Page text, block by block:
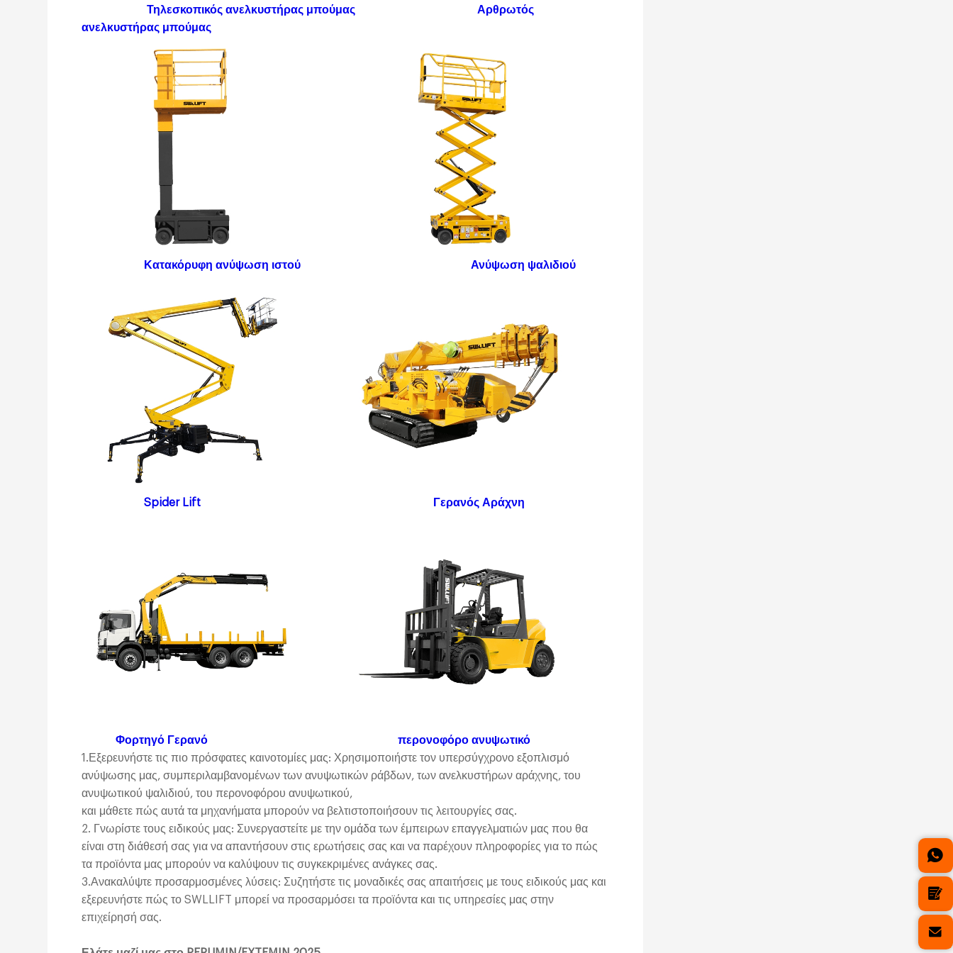
Τηλεσκοπικός ανελκυστήρας μπούμας
Αρθρωτός
ανελκυστήρας μπούμας
Κατακόρυφη ανύψωση ιστού Ανύψωση ψαλιδιού
Spider Lift Γερανός Αράχνη
Φορτηγό Γερανό
περονοφόρο ανυψωτικό
1.Εξερευνήστε τις πιο πρόσφατες καινοτομίες μας: Χρησιμοποιήστε τον υπερσύγχρονο εξοπλισμό
ανύψωσης μας, συμπεριλαμβανομένων των ανυψωτικών ράβδων, των ανελκυστήρων αράχνης, του
ανυψωτικού ψαλιδιού, του περονοφόρου ανυψωτικού,
και μάθετε πώς αυτά τα μηχανήματα μπορούν να βελτιστοποιήσουν τις λειτουργίες σας.
2. Γνωρίστε τους ειδικούς μας: Συνεργαστείτε με την ομάδα των έμπειρων επαγγελματιών μας που θα
είναι στη διάθεσή σας για να απαντήσουν στις ερωτήσεις σας και να παρέχουν πληροφορίες για το πώς
τα προϊόντα μας μπορούν να καλύψουν τις συγκεκριμένες ανάγκες σας.
3.Ανακαλύψτε προσαρμοσμένες λύσεις: Συζητήστε τις μοναδικές σας απαιτήσεις με τους ειδικούς μας και
εξερευνήστε πώς το SWLLIFT μπορεί να προσαρμόσει τα προϊόντα και τις υπηρεσίες μας στην
επιχείρησή σας.